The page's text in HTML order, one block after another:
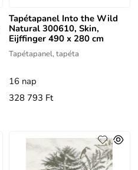
Tapétapanel Into the Wild
Natural 300610, Skin,
Eijffinger 490 x 280 cm
Tapétapanel, tapéta
16 nap
328 793 Ft